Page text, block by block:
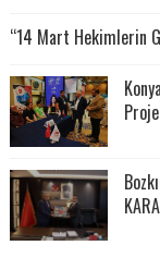
“14 Mart Hekimlerin